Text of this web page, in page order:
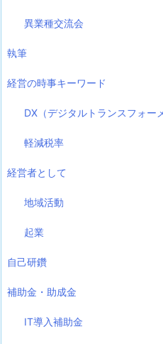
異業種交流会
執筆
経営の時事キーワード
DX（デジタルトランスフォー
軽減税率
経営者として
地域活動
起業
自己研鑽
補助金・助成金
IT導入補助金